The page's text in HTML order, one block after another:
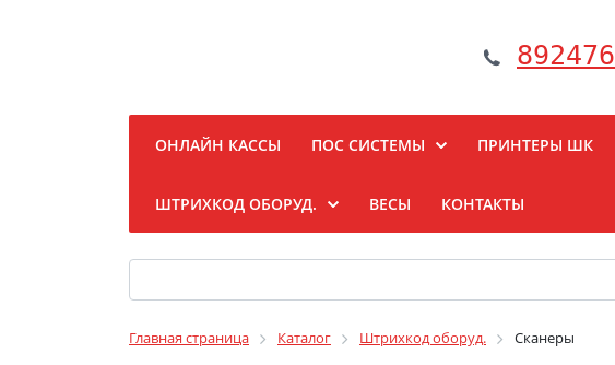
ОНЛАЙН КАССЫ ПОС СИСТЕМЫ ПРИНТЕРЫ ШК
ШТРИХКОД ОБОРУД. ВЕСЫ КОНТАКТЫ
Главная страница Каталог Штрихкод оборуд. Сканеры